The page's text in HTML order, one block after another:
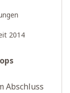
2014
Abschluss